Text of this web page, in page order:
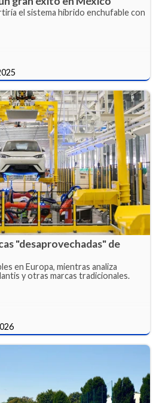
el sistema híbrido enchufable con
"desaprovechadas" de
en Europa, mientras analiza
y otras marcas tradicionales.